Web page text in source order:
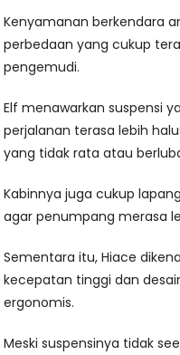
Kenyamanan berkendara
perbedaan yang cukup
pengemudi.
Elf menawarkan suspensi
perjalanan terasa lebih
yang tidak rata atau
Kabinnya juga cukup
agar penumpang merasa
Sementara itu, Hiace
kecepatan tinggi dan
ergonomis.
Meski suspensinya tidak